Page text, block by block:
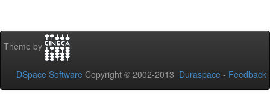
Theme by
DSpace Software Copyright © 2002-2013 Duraspace - Feedback